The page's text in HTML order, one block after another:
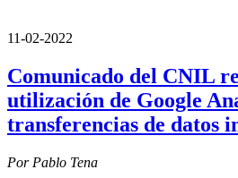
11-02-2022
Comunicado del CNIL
utilización de Google
transferencias de datos
Por Pablo Tena